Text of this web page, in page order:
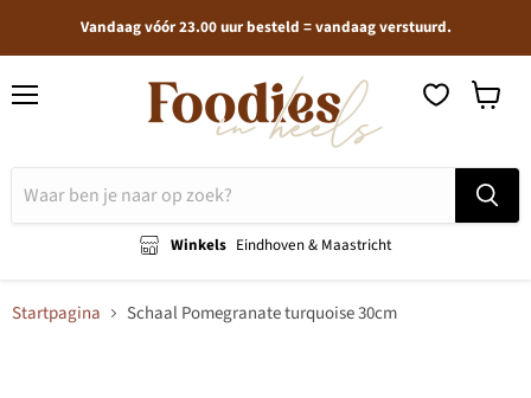
Vandaag vóór 23.00 uur besteld = vandaag verstuurd.
Winkels Eindhoven & Maastricht
Startpagina Schaal Pomegranate turquoise 30cm